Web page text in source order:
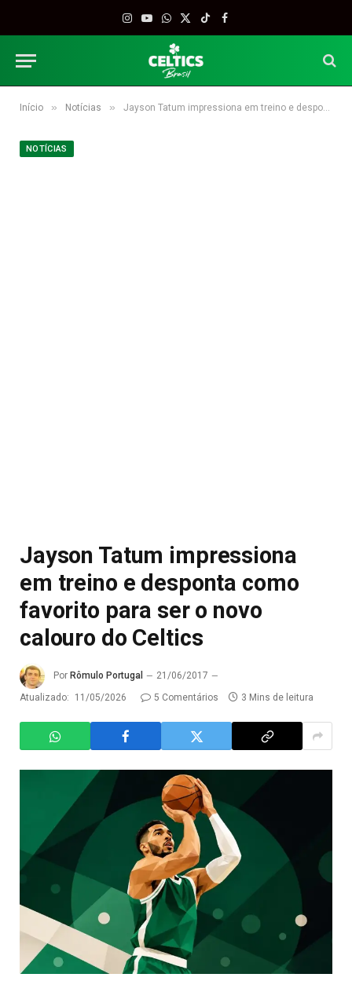
Instagram
YouTube
WhatsApp
X
TikTokFacebook
Início » Notícias » Jayson Tatum impressiona em treino e desponta como favorito para ser o novo calouro do Celtics
NOTÍCIAS
Jayson Tatum impressiona
em treino e desponta como
favorito para ser o novo
calouro do Celtics
Por Rômulo Portugal
21/06/2017
Atualizado:
11/05/2026 5 Comentários 3 Mins de leitura